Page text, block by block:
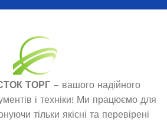
ТОРГ – вашого надійного
і техніки! Ми працюємо для
тільки якісні та перевірені